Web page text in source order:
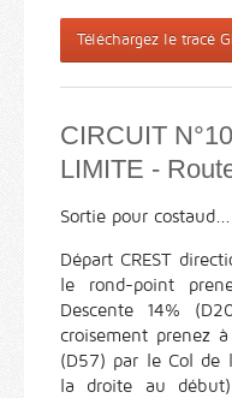
Téléchargez le tracé
CIRCUIT
LIMITE -
Sortie pour
Départ CREST
le rond-point
Descente 14%
croisement prenez
(D57) par le Col de
la droite au